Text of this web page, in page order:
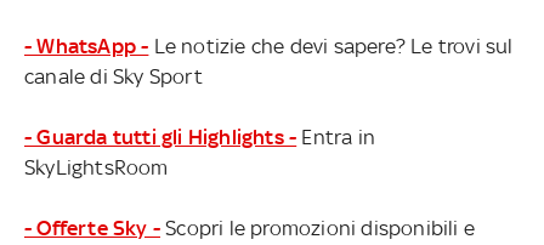
- WhatsApp - Le notizie che devi sapere? Le trovi sul
canale di Sky Sport
- Guarda tutti gli Highlights - Entra in
SkyLightsRoom
- Offerte Sky - Scopri le promozioni disponibili e